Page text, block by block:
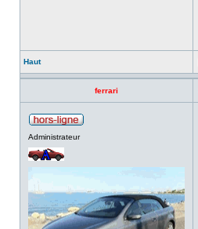
Haut
ferrari
Administrateur